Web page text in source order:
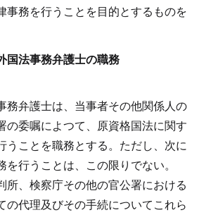
事務を行うことを目的とするものを
法事務弁護士の職務
務弁護士は、当事者その他関係人の
の委嘱によつて、原資格国法に関す
うことを職務とする。 ただし、次に
を行うことは、この限りでない。
所、検察庁その他の官公署における
の代理及びその手続についてこれら